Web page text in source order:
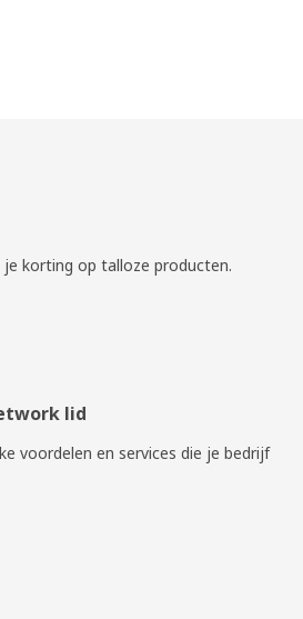
je korting op talloze producten.
lid
voordelen en services die je bedrijf